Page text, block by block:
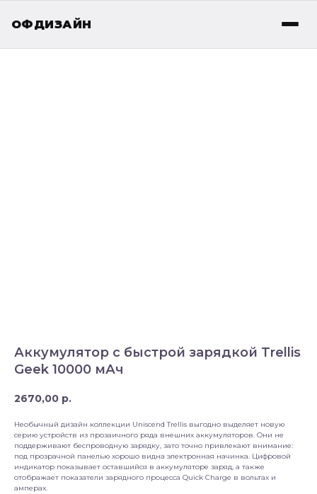
ОФДИЗАЙН
Аккумулятор с быстрой зарядкой Trellis
Geek 10000 мАч
2670,00 р.
Необычный дизайн коллекции Uniscend Trellis выгодно выделяет новую
серию устройств из прозаичного ряда внешних аккумуляторов. Они не
поддерживают беспроводную зарядку, зато точно привлекают внимание:
под прозрачной панелью хорошо видна электронная начинка. Цифровой
индикатор показывает оставшийся в аккумуляторе заряд, а также
отображает показатели зарядного процесса Quick Charge в вольтах и
амперах.